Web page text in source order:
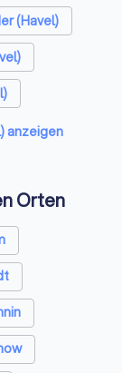
(Havel)
(Havel)
anzeigen
Orten